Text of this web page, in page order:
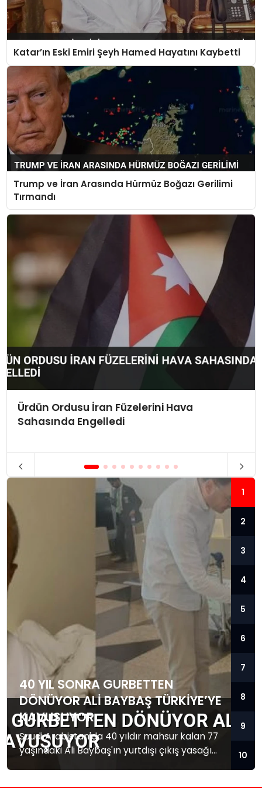
Katar’ın Eski Emiri Şeyh Hamed Hayatını Kaybetti
Trump ve İran Arasında Hürmüz Boğazı Gerilimi
Tırmandı
Ürdün Ordusu İran Füzelerini Hava
Sahasında Engelledi
40 YIL SONRA GURBETTEN
DÖNÜYOR ALI BAYBAŞ TÜRKIYE’YE
KAVUŞUYOR
Suudi Arabistan'da 40 yıldır mahsur kalan 77
yaşındaki Ali Baybaş'ın yurtdışı çıkış yasağı
1
2
3
4
5
6
7
8
9
10